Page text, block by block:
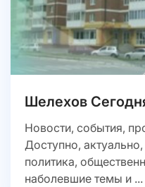
Шелехов
Новости, события,
Доступно,
политика,
наболевшие темы и ...